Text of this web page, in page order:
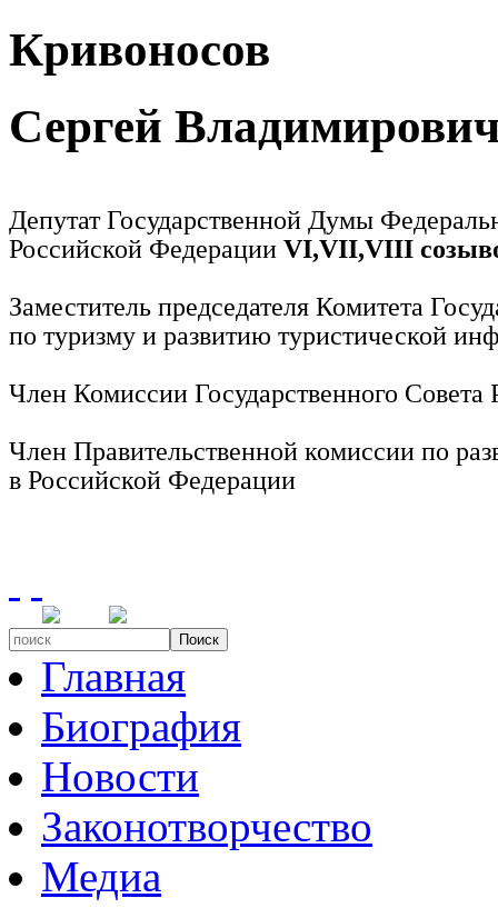
Кривоносов
Сергей
Депутат Государственной Думы
Российской Федерации VI,VII,VIII
Заместитель председателя Комитета
по туризму и развитию туристической
Член Комиссии Государственного
Член Правительственной комиссии по
в Российской Федерации
Поиск
Главная
Биография
Новости
Законотворчество
Медиа